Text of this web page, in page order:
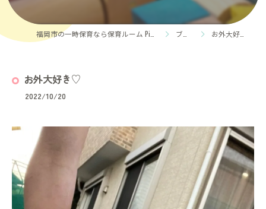
ブログ お外大好き♡
お外大好き♡
2022/10/20